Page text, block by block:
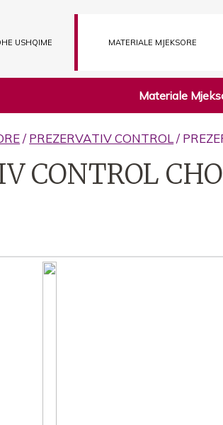
USHQIME MATERIALE MJEKSORE
Materiale
/ PREZERVATIV CONTROL/
CONTROL